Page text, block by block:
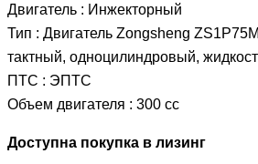
Двигатель : Инжекторный
Тип : Двигатель Zongsheng
тактный, одноцилиндровый,
ПТС : ЭПТС
Объем двигателя : 300 сс
Доступна покупка в лизинг